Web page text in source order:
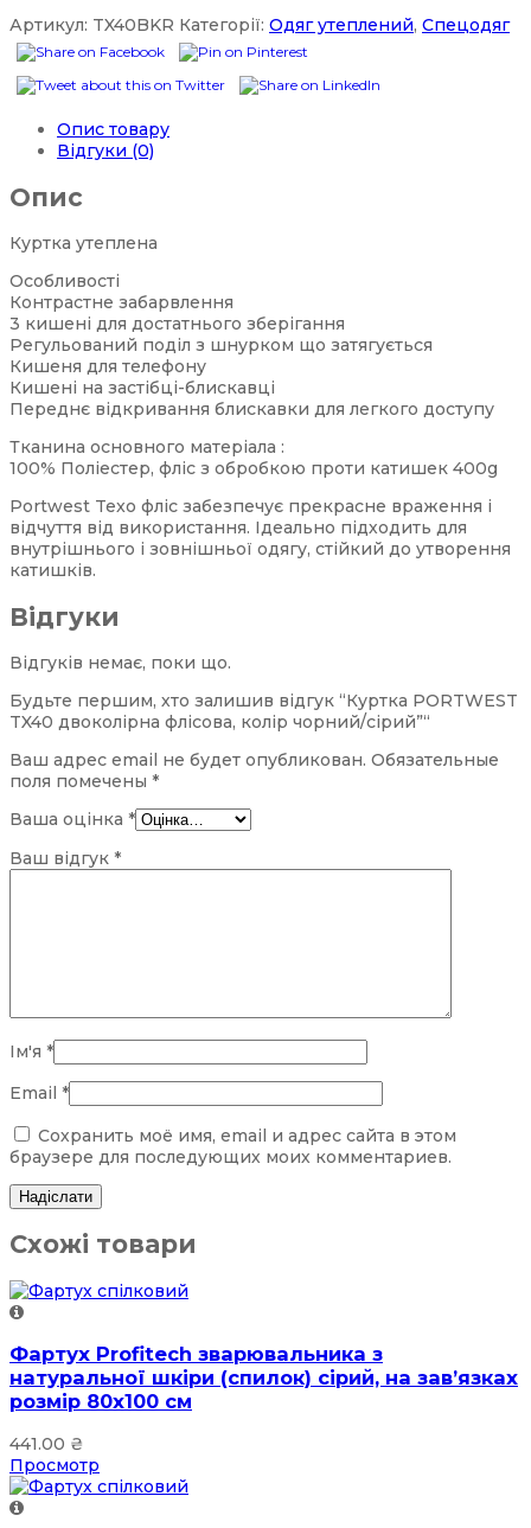
Артикул: TX40BKR Категорії: Одяг утеплений, Спецодяг
Опис товару
Відгуки (0)
Опис
Куртка утеплена
Особливості
Контрастне забарвлення
3 кишені для достатнього зберігання
Регульований поділ з шнурком що затягується
Кишеня для телефону
Кишені на застібці-блискавці
Переднє відкривання блискавки для легкого доступу
Тканина основного матеріала :
100% Поліестер, фліс з обробкою проти катишек 400g
Portwest Texo фліс забезпечує прекрасне враження і
відчуття від використання. Ідеально підходить для
внутрішнього і зовнішньої одягу, стійкий до утворення
катишків.
Відгуки
Відгуків немає, поки що.
Будьте першим, хто залишив відгук “Куртка PORTWEST
TX40 двоколірна флісова, колір чорний/сірий”“
Ваш адрес email не будет опубликован. Обязательные
поля помечены *
Ваша оцінка *
Ваш відгук *
Ім'я *
Email *
Сохранить моё имя, email и адрес сайта в этом
браузере для последующих моих комментариев.
Схожі товари
Фартух Profitech зварювальника з
натуральної шкіри (спилок) сірий, на зав’язках
розмір 80х100 см
441.00 ₴
Просмотр